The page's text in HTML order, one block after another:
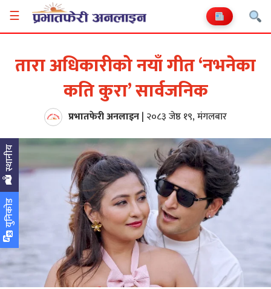
☰
युनिकोड
स्थानीय
तारा अधिकारीको नयाँ गीत ‘नभनेका
कति कुरा’ सार्वजनिक
प्रभातफेरी अनलाइन| २०८३ जेष्ठ १९, मंगलबार